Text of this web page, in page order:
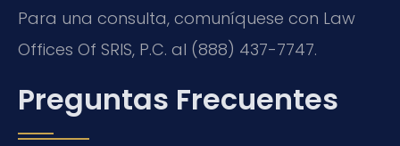
Para una consulta, comuníquese con Law
Offices Of SRIS, P.C. al (888) 437-7747.
Preguntas Frecuentes